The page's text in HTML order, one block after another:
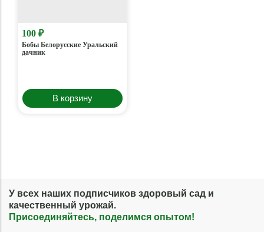
100 ₽
Бобы Белорусские Уральский
дачник
В корзину
У всех наших подписчиков здоровый сад и
качественный урожай.
Присоединяйтесь, поделимся опытом!